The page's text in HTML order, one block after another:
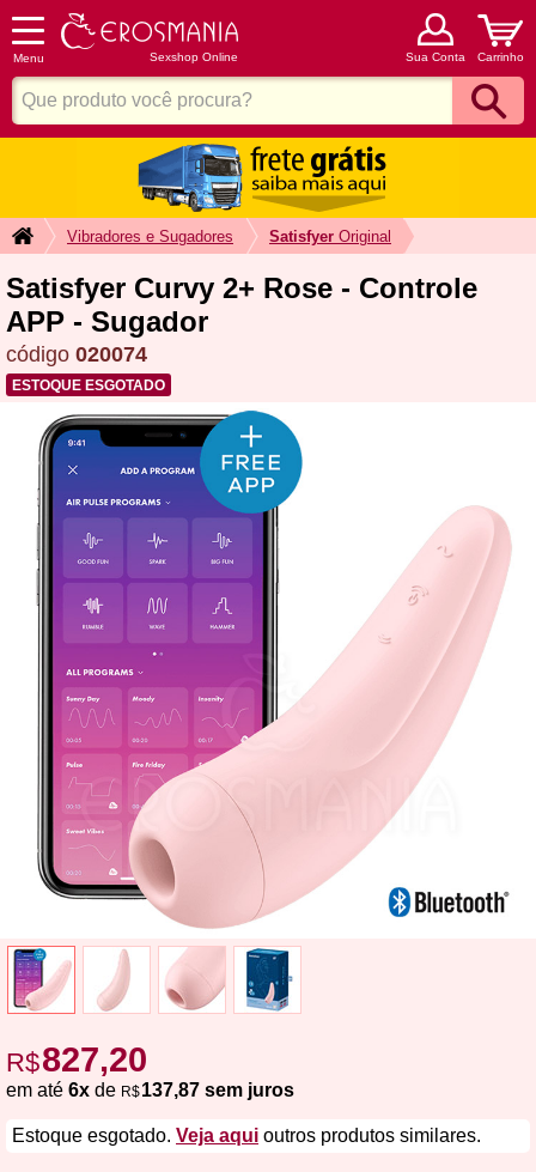
Menu Sexshop Online Sua Conta Carrinho
Vibradores e Sugadores Satisfyer Original
Satisfyer Curvy 2+ Rose - Controle
APP - Sugador
código 020074
ESTOQUE ESGOTADO
R$827,20
em até 6x de R$137,87 sem juros
Estoque esgotado. Veja aqui outros produtos similares.